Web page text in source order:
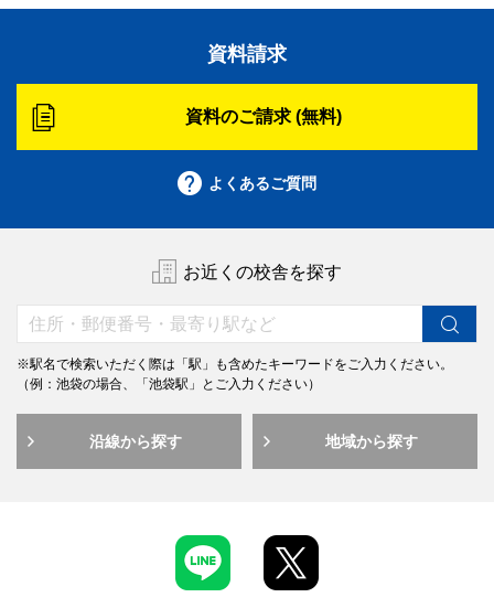
資料請求
資料のご請求 (無料)
よくあるご質問
お近くの校舎を探す
※駅名で検索いただく際は「駅」も含めたキーワードをご入力ください。
（例：池袋の場合、「池袋駅」とご入力ください）
沿線から探す 地域から探す